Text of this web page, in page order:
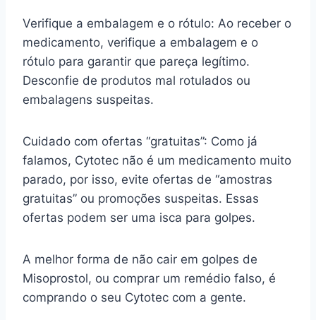
Verifique a embalagem e o rótulo: Ao receber o
medicamento, verifique a embalagem e o
rótulo para garantir que pareça legítimo.
Desconfie de produtos mal rotulados ou
embalagens suspeitas.
Cuidado com ofertas “gratuitas”: Como já
falamos, Cytotec não é um medicamento muito
parado, por isso, evite ofertas de “amostras
gratuitas” ou promoções suspeitas. Essas
ofertas podem ser uma isca para golpes.
A melhor forma de não cair em golpes de
Misoprostol, ou comprar um remédio falso, é
comprando o seu Cytotec com a gente.